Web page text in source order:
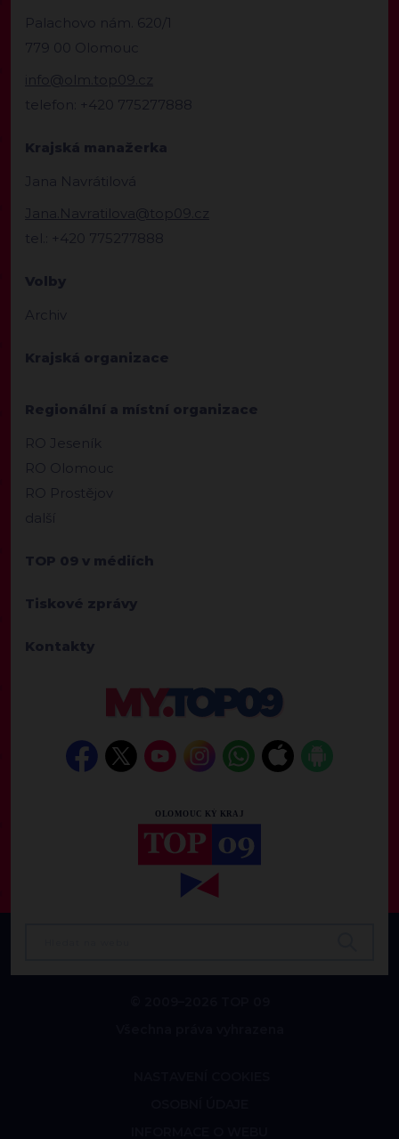
Palachovo nám. 620/1
779 00 Olomouc
info@olm.top09.cz
telefon: +420 775277888
Krajská manažerka
Jana Navrátilová
Jana.Navratilova@top09.cz
tel.: +420 775277888
Volby
Archiv
Krajská organizace
Regionální a místní organizace
RO Jeseník
RO Olomouc
RO Prostějov
další
TOP 09 v médiích
Tiskové zprávy
Kontakty